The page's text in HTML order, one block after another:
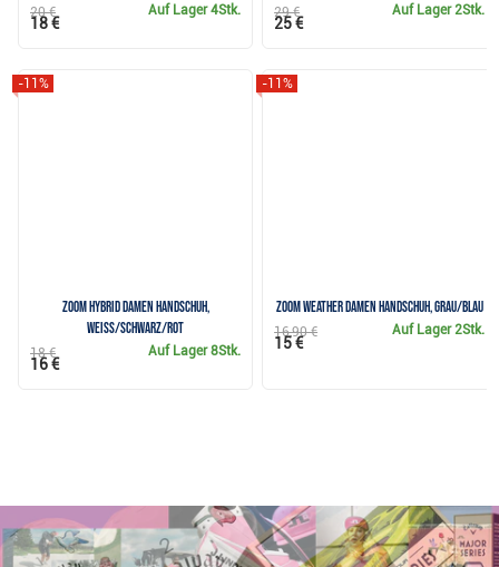
Auf Lager4Stk.
20 €
18 €
Auf Lager 2Stk.
29 €
25 €
Zoom Hybrid Damen Handschuh,
weiss/schwarz/rot
-11%
Auf Lager8Stk.
18 €
16 €
Zoom Weather Damen Handschuh, grau/blau
-11%
Auf Lager2Stk.
16,90 €
15 €